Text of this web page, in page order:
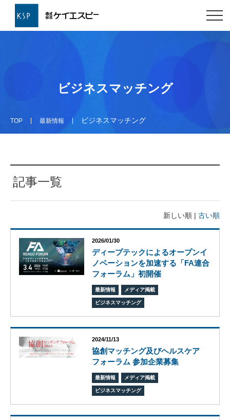
概
要
ト
ワー
TOP 最新情報 ビジネスマッチング
ビジネスマッチング
記事一覧
新しい順 | 古い順
2026/01/30
ディープテックによるオープンイ
ノベーションを加速する「FA連合
フォーラム」初開催
最新情報 メディア掲載
ビジネスマッチング
2024/11/13
協創マッチング及びヘルスケア
フォーラム 参加企業募集
最新情報 メディア掲載
ビジネスマッチング